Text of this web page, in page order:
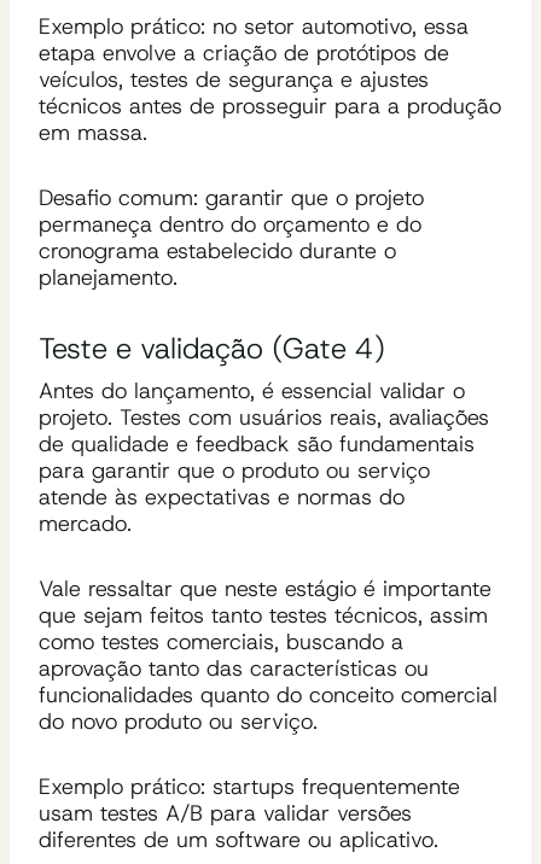
Exemplo prático: no setor automotivo, essa
etapa envolve a criação de protótipos de
veículos, testes de segurança e ajustes
técnicos antes de prosseguir para a produção
em massa.
Desafio comum: garantir que o projeto
permaneça dentro do orçamento e do
cronograma estabelecido durante o
planejamento.
Teste e validação (Gate 4)
Antes do lançamento, é essencial validar o
projeto. Testes com usuários reais, avaliações
de qualidade e feedback são fundamentais
para garantir que o produto ou serviço
atende às expectativas e normas do
mercado.
Vale ressaltar que neste estágio é importante
que sejam feitos tanto testes técnicos, assim
como testes comerciais, buscando a
aprovação tanto das características ou
funcionalidades quanto do conceito comercial
do novo produto ou serviço.
Exemplo prático: startups frequentemente
usam testes A/B para validar versões
diferentes de um software ou aplicativo.